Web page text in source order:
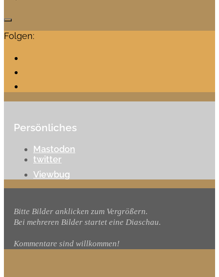
Folgen:
Persönliches
Mastodon
twitter
Viewbug
Bitte Bilder anklicken zum Vergrößern.
Bei mehreren Bilder startet eine Diaschau.
Kommentare sind willkommen!